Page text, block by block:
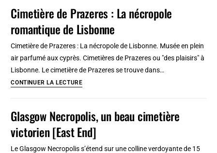
Londres
:
Highgate
Park
Cimetière de Prazeres : La nécropole
romantique de Lisbonne
Cimetière de Prazeres : La nécropole de Lisbonne. Musée en plein
air parfumé aux cyprès. Cimetières de Prazeres ou "des plaisirs" à
Lisbonne. Le cimetière de Prazeres se trouve dans…
CONTINUER LA LECTURECimetière
:
La
nécropole
Glasgow Necropolis, un beau cimetière
victorien [East End]
Le Glasgow Necropolis s’étend sur une colline verdoyante de 15